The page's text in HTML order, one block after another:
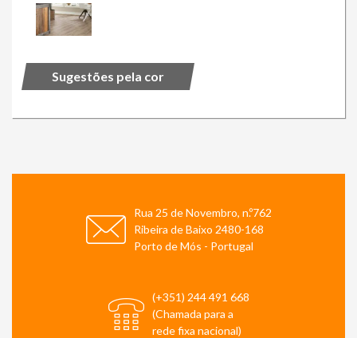
Sugestões pela cor
Rua 25 de Novembro, n.º762
Ribeira de Baixo 2480-168
Porto de Mós - Portugal
(+351) 244 491 668
(Chamada para a
rede fixa nacional)